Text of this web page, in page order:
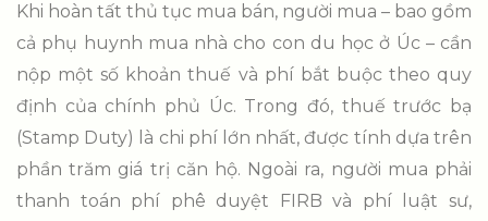
Khi hoàn tất thủ tục mua bán, người mua – bao gồm
cả phụ huynh mua nhà cho con du học ở Úc – cần
nộp một số khoản thuế và phí bắt buộc theo quy
định của chính phủ Úc. Trong đó, thuế trước bạ
(Stamp Duty) là chi phí lớn nhất, được tính dựa trên
phần trăm giá trị căn hộ. Ngoài ra, người mua phải
thanh toán phí phê duyệt FIRB và phí luật sư,